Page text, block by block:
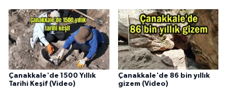
Çanakkale'de 1500 Yıllık
Tarihi Keşif (Video)
Çanakkale'de 86 bin yıllık
gizem (Video)